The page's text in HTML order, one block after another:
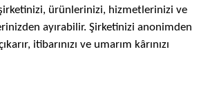
ürünlerinizi, hizmetlerinizi ve
ayırabilir. Şirketinizi anonimden
itibarınızı ve umarım kârınızı